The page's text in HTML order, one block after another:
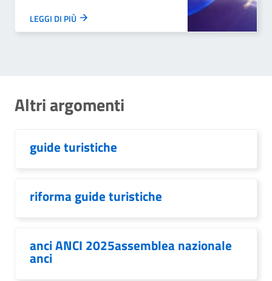
LEGGI DI PIÙ
Altri argomenti
guide turistiche
riforma guide turistiche
anci ANCI 2025assemblea nazionale
anci